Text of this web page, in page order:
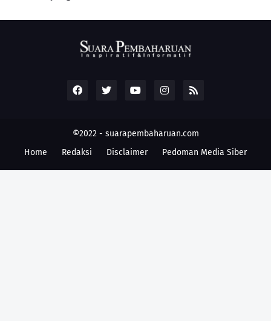
©2022 - suarapembaharuan.com
Home
Redaksi Disclaimer Pedoman Media Siber